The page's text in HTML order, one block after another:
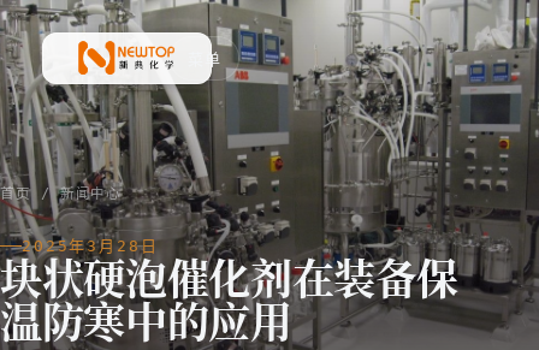
新典化学材料(上海)有限公司
菜单
首页/新闻中心
2025年3月28日
块状硬泡催化剂在装备保
温防寒中的应用